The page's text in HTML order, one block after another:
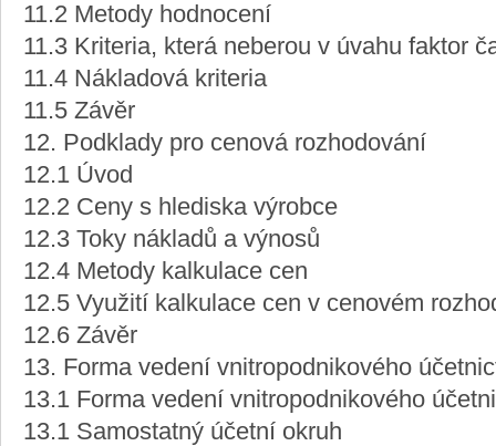
11.2 Metody hodnocení
11.3 Kriteria, která neberou v úvahu faktor
11.4 Nákladová kriteria
11.5 Závěr
12. Podklady pro cenová rozhodování
12.1 Úvod
12.2 Ceny s hlediska výrobce
12.3 Toky nákladů a výnosů
12.4 Metody kalkulace cen
12.5 Využití kalkulace cen v cenovém
12.6 Závěr
13. Forma vedení vnitropodnikového
13.1 Forma vedení vnitropodnikového
13.1 Samostatný účetní okruh